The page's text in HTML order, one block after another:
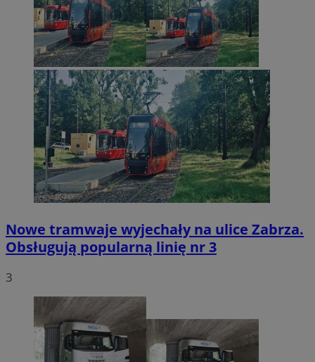
Nowe tramwaje wyjechały na ulice Zabrza.
Obsługują popularną linię nr 3
3